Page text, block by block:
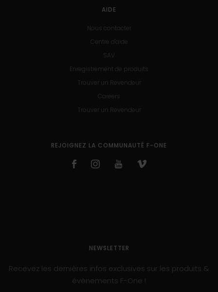
AIDE
Nous contacter
Centre d'aide
SAV
Enregistrement de produits
Trouver un Revendeur
Careers
Trouver un Revendeur
REJOIGNEZ LA COMMUNAUTÉ F-ONE
NEWSLETTER
Recevez les dernières infos exclusives sur les produits &
évènements F-One !